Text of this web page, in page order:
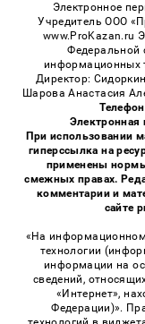
Электронное
Учредитель ООО
www.ProKazan.ru
Федеральной
информационных
Директор:
Шарова Анастасия
Электронная
При использовании
гиперссылка на
применены
смежных правах.
комментарии и
сайте
«На
технологии
информации на
сведений,
«Интернет»,
Федерации)».